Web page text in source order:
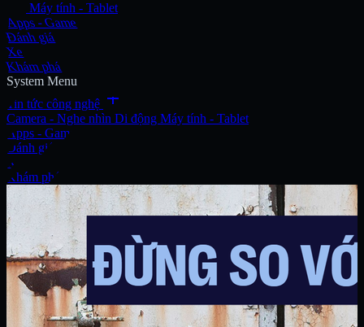
Máy tính - Tablet
Apps - Game
Đánh giá
Xe
Khám phá
System Menu
Tin tức công nghệ add
Camera - Nghe nhìn Di động Máy tính - Tablet
Apps - Game
Đánh giá
Xe
Khám phá